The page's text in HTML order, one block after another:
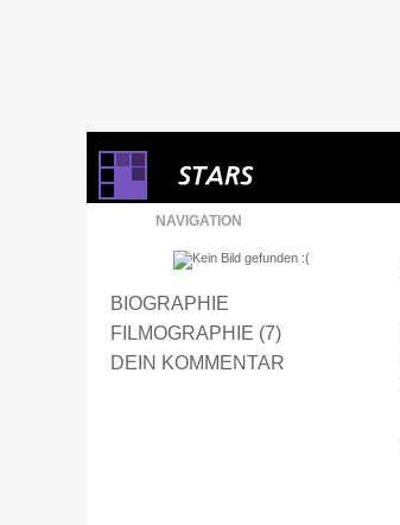
NAVIGATION
BIOGRAPHIE
FILMOGRAPHIE (7)
DEIN KOMMENTAR